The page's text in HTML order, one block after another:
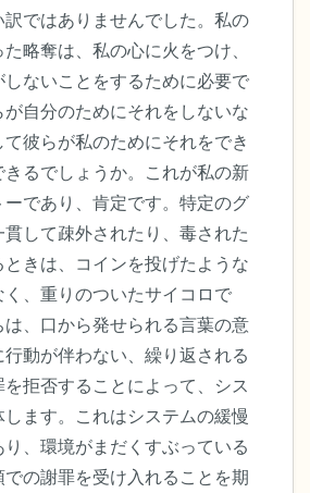
訳ではありませんでした。私の
略奪は、私の心に火をつけ、
しないことをするために必要で
が自分のためにそれをしないな
て彼らが私のためにそれをでき
きるでしょうか。これが私の新
ーであり、肯定です。特定のグ
貫して疎外されたり、毒された
ときは、コインを投げたような
く、重りのついたサイコロで
は、口から発せられる言葉の意
動が伴わない、繰り返される
を拒否することによって、シス
します。これはシステムの緩慢
り、環境がまだくすぶっている
での謝罪を受け入れることを期